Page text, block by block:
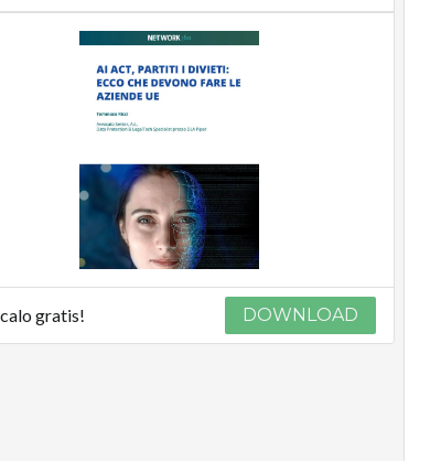
gratis! DOWNLOAD